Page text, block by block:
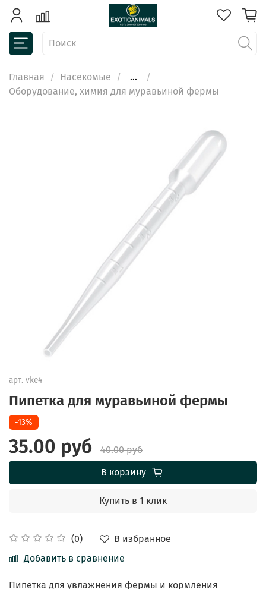
Главная Насекомые
...
Оборудование, химия для муравьиной фермы
арт. vke4
Пипетка для муравьиной фермы
(0)
В избранное
Добавить в сравнение
-13%
35.00 руб
40.00 руб
В корзину
Купить в 1 клик
Пипетка для увлажнения фермы и кормления